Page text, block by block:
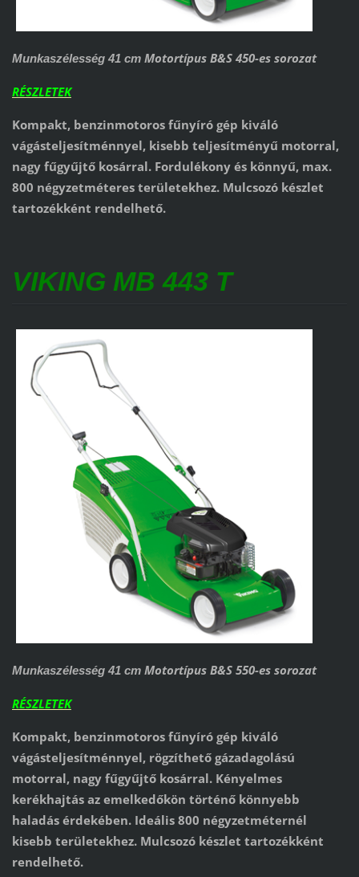
Munkaszélesség 41 cm Motortípus B&S 450-es sorozat
RÉSZLETEK
Kompakt, benzinmotoros fűnyíró gép kiváló
vágásteljesítménnyel, kisebb teljesítményű motorral,
nagy fűgyűjtő kosárral. Fordulékony és könnyű, max.
800 négyzetméteres területekhez. Mulcsozó készlet
tartozékként rendelhető.
VIKING MB 443 T
Munkaszélesség 41 cm Motortípus B&S 550-es sorozat
RÉSZLETEK
Kompakt, benzinmotoros fűnyíró gép kiváló
vágásteljesítménnyel, rögzíthető gázadagolású
motorral, nagy fűgyűjtő kosárral. Kényelmes
kerékhajtás az emelkedőkön történő könnyebb
haladás érdekében. Ideális 800 négyzetméternél
kisebb területekhez. Mulcsozó készlet tartozékként
rendelhető.